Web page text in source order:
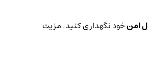
امنخود نگهداری کنید. مزیت